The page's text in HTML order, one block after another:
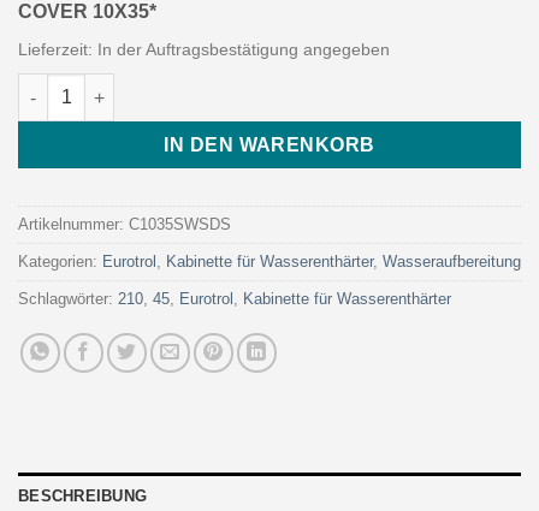
COVER 10X35*
Lieferzeit: In der Auftragsbestätigung angegeben
MWG CAB. SLIM SURF WHITE BODY - BLACK COVER 10X35*
IN DEN WARENKORB
Artikelnummer: C1035SWSDS
Kategorien: Eurotrol , Kabinette für Wasserenthärter, Wasseraufbereitung
Schlagwörter: 210, 45, Eurotrol , Kabinette für Wasserenthärter
BESCHREIBUNG